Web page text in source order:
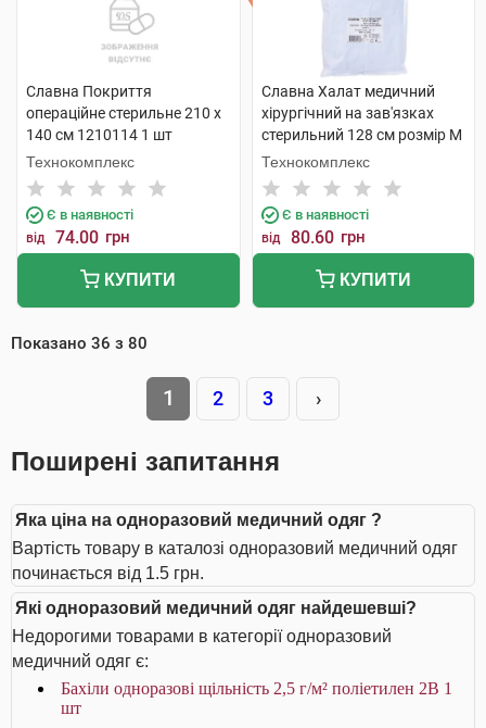
Славна Покриття
операційне стерильне 210 х
140 см 1210114 1 шт
Технокомплекс
Є в наявності
від 74.00 грн
КУПИТИ
Славна Халат медичний
хірургічний на зав'язках
стерильний 128 см розмір М
(46-48) 1220501 1 шт
Технокомплекс
Є в наявності
від 80.60 грн
КУПИТИ
Показано 36 з 80
1 2 3 ›
Поширені запитання
Яка ціна на одноразовий медичний одяг ?
Вартість товару в каталозі одноразовий медичний одяг
починається від 1.5 грн.
Які одноразовий медичний одяг найдешевші?
Недорогими товарами в категорії одноразовий
медичний одяг є:
Бахіли одноразові щільність 2,5 г/м² поліетилен 2В 1
шт